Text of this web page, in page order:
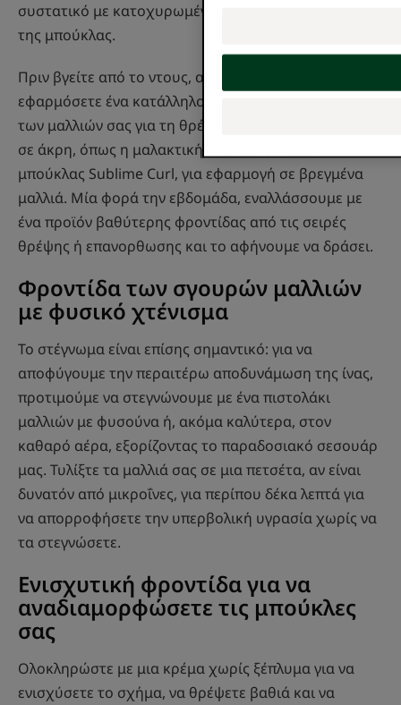
συστατικό με κατοχυρωμένες ιδιότητες προστασίας
της μπούκλας.
Πριν βγείτε από το ντους, αφιερώστε χρόνο για να
εφαρμόσετε ένα κατάλληλο προϊόν για το ξέμπλεγμα
των μαλλιών σας για τη θρέψη της τρίχας απ' άκρη
σε άκρη, όπως η μαλακτική κρέμα σχηματισμού
μπούκλας Sublime Curl, για εφαρμογή σε βρεγμένα
μαλλιά. Μία φορά την εβδομάδα, εναλλάσσουμε με
ένα προϊόν βαθύτερης φροντίδας από τις σειρές
θρέψης ή επανορθωσης και το αφήνουμε να δράσει.
Φροντίδα των σγουρών μαλλιών
με φυσικό χτένισμα
Το στέγνωμα είναι επίσης σημαντικό: για να
αποφύγουμε την περαιτέρω αποδυνάμωση της ίνας,
προτιμούμε να στεγνώνουμε με ένα πιστολάκι
μαλλιών με φυσούνα ή, ακόμα καλύτερα, στον
καθαρό αέρα, εξορίζοντας το παραδοσιακό σεσουάρ
μας. Τυλίξτε τα μαλλιά σας σε μια πετσέτα, αν είναι
δυνατόν από μικροΐνες, για περίπου δέκα λεπτά για
να απορροφήσετε την υπερβολική υγρασία χωρίς να
τα στεγνώσετε.
Ενισχυτική φροντίδα για να
αναδιαμορφώσετε τις μπούκλες
σας
Ολοκληρώστε με μια κρέμα χωρίς ξέπλυμα για να
ενισχύσετε το σχήμα, να θρέψετε βαθιά και να